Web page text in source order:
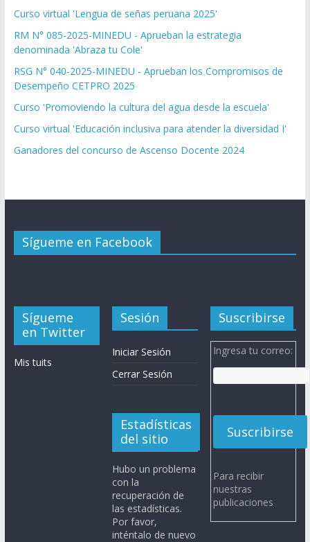
Curso virtual 'Lengua de señas peruana 2025'
RM N° 085-2025-MINEDU - Aprueban la estrategia
denominada 'Abraza tu Cole'
RSG N° 040-2025-MINEDU - Aprueban los Compromisos de
Desempeño CETPRO 2025
Curso 'Promoviendo la cultura del agua desde la escuela'
Curso virtual 'Educación inclusiva para atender la diversidad I'
Ganadores del concurso de Ascenso Docente 2024
Sígueme en Facebook
Sígueme
en Twitter
Mis tuits
Sesión
Iniciar Sesión
Cerrar Sesión
Estadísticas
del sitio
Hubo un problema
con la
recuperación de
las estadísticas.
Por favor,
inténtalo de nuevo
Suscribirse
Ingresa tu correo:
Para recibir
nuestras
publicaciones